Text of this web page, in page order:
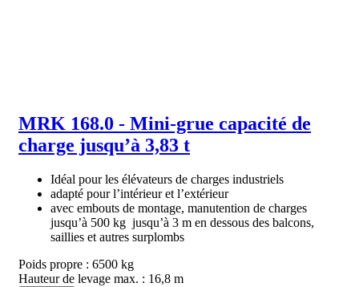
MRK 168.0 - Mini-grue capacité de
charge jusqu’à 3,83 t
Idéal pour les élévateurs de charges industriels
adapté pour l’intérieur et l’extérieur
avec embouts de montage, manutention de charges
jusqu’à 500 kg jusqu’à 3 m en dessous des balcons,
saillies et autres surplombs
Poids propre : 6500 kg
Hauteur de levage max. : 16,8 m